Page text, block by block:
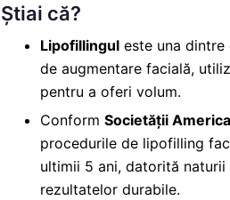
Știai că?
Lipofillingul este una
de augmentare facială,
pentru a oferi volum.
ConformSocietății
procedurile de lipofilling
ultimii 5 ani, datorită
rezultatelor durabile.